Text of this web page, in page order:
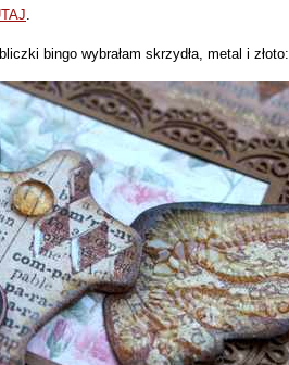
.
bingo wybrałam skrzydła, metal i złoto: